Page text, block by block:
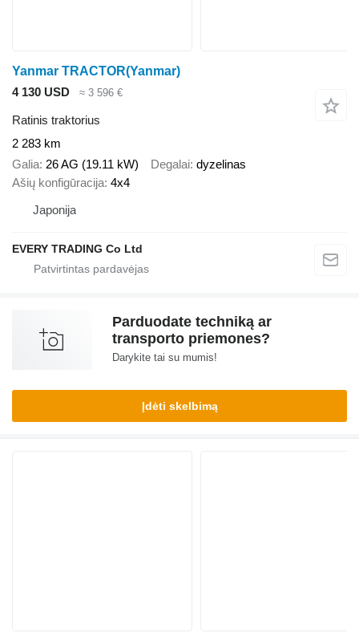
Yanmar TRACTOR(Yanmar)
4 130 USD
≈ 3 596 €
Ratinis traktorius
2 283 km
Galia 26 AG (19.11 kW) Degalai dyzelinas
Ašių konfigūracija 4x4
Japonija
EVERY TRADING Co Ltd
Parduodate techniką ar
transporto priemones?
Darykite tai su mumis!
Įdėti skelbimą